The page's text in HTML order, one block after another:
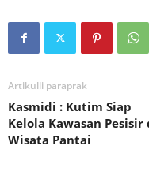
Artikulli paraprak
Kasmidi : Kutim Siap
Kelola Kawasan Pesisir
Wisata Pantai